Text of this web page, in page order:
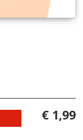
€ 1,99